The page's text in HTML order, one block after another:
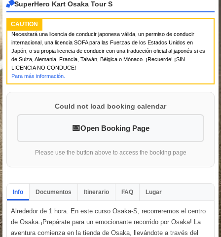
SuperHero Kart Osaka Tour S
CAUTION
Necesitará una licencia de conducir japonesa válida, un permiso de conducir
internacional, una licencia SOFA para las Fuerzas de los Estados Unidos en
Japón, o su propia licencia de conducir con una traducción oficial al japonés si es
de Suiza, Alemania, Francia, Taiwán, Bélgica o Mónaco. ¡Recuerde! ¡SIN
LICENCIA NO CONDUCE!
Para más información.
Could not load booking calendar
Open Booking Page
Please use the button above to access the booking page
Info Documentos Itinerario FAQ Lugar
Alrededor de 1 hora. En este curso Osaka-S, recorreremos el centro
de Osaka.¡Prepárate para un emocionante recorrido por Osaka! La
aventura comienza en la tienda de Osaka, llevándote a través del